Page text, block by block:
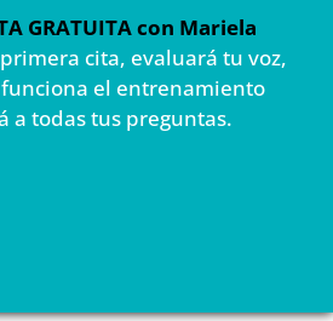
GRATUITA con Mariela
cita, evaluará tu voz,
el entrenamiento
a todas tus preguntas.